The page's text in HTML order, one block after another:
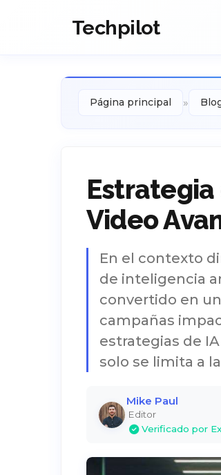
Techpilot
Página principal »
Video
En el contexto
de inteligencia
convertido en
campañas
estrategias de
solo se limita a
Mike Paul
Editor
Verificado por